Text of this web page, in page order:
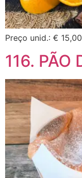
Preço unid.: € 15,00
116. PÃO